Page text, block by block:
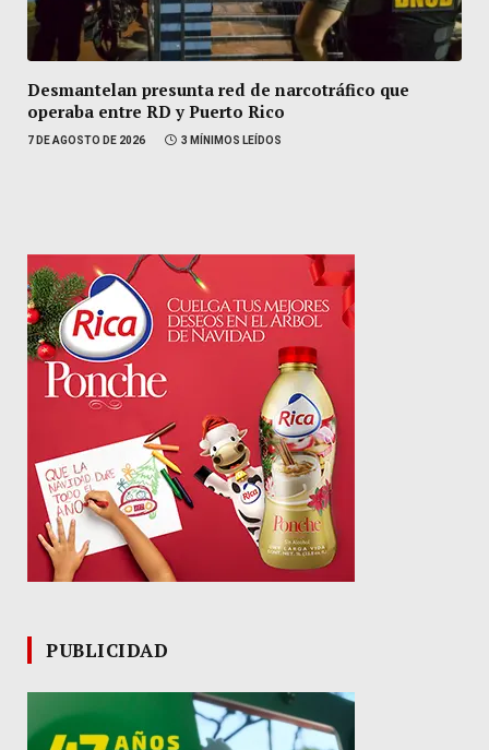
Desmantelan presunta red de narcotráfico que
operaba entre RD y Puerto Rico
7 DE AGOSTO DE 2026 3 MÍNIMOS LEÍDOS
PUBLICIDAD